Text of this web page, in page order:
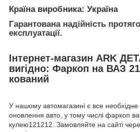
Країна виробника: Україна
Гарантована надійність
експлуатації.
Інтернет-магазин ARK
вигідно: Фаркоп на ВАЗ
кований
У нашому автомагазині є все
оновлення авто, у тому числі фаркоп
кулею121212. Замовляйте на сайті